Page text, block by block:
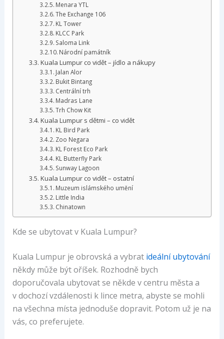
Menara YTL
The Exchange 106
KL Tower
KLCC Park
Saloma Link
Národní památník
Kuala Lumpur co vidět – jídlo a nákupy
Jalan Alor
Bukit Bintang
Centrální trh
Madras Lane
Trh Chow Kit
Kuala Lumpur s dětmi – co vidět
KL Bird Park
Zoo Negara
KL Forest Eco Park
KL Butterfly Park
Sunway Lagoon
Kuala Lumpur co vidět – ostatní
Muzeum islámského umění
Little India
Chinatown
Kde se ubytovat v Kuala Lumpur?
Kuala Lumpur je obrovská a vybrat ideální ubytování
někdy může být oříšek. Rozhodně bych
doporučovala ubytovat se někde v centru města a
v dochozí vzdálenosti k lince metra, abyste se mohli
na všechna místa jednoduše dopravit. Potom už je na
vás, co preferujete.